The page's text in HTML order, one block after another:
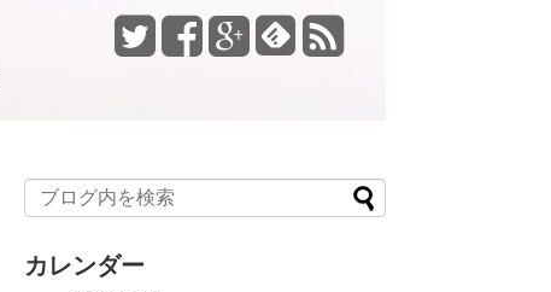
カレンダー